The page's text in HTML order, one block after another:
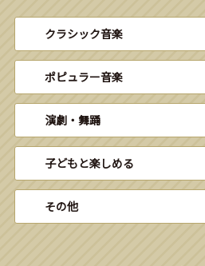
クラシック音楽
ポピュラー音楽
演劇・舞踊
子どもと楽しめる
その他